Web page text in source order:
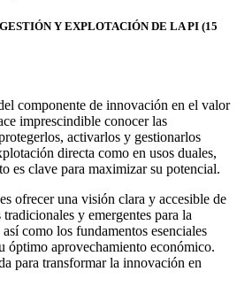
Y EXPLOTACIÓN DE LA PI (15
componente de innovación en el valor
imprescindible conocer las
activarlos y gestionarlos
directa como en usos duales,
es clave para maximizar su potencial.
ofrecer una visión clara y accesible de
y emergentes para la
como los fundamentos esenciales
óptimo aprovechamiento económico.
para transformar la innovación en